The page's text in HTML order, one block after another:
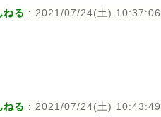
ねる : 2021/07/24(土)
ねる : 2021/07/24(土)